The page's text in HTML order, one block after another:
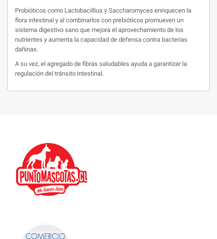
Probióticos como Lactobacillius y Saccharomyces enriquecen la
flora intestinal y al combinarlos con prebióticos promueven un
sistema digestivo sano que mejora el aprovechamiento de los
nutrientes y aumenta la capacidad de defensa contra bacterias
dañinas.
A su vez, el agregado de fibras saludables ayuda a garantizar la
regulación del tránsito intestinal.